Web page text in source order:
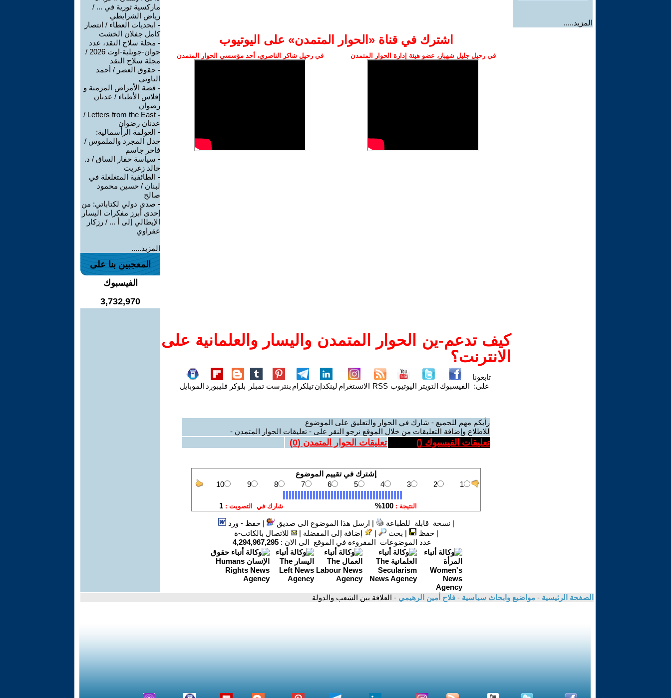
المزيد.....
اشترك في قناة ‫«الحوار المتمدن» على اليوتيوب
في رحيل جليل شهباز، عضو هيئة إدارة الحوار المتمدن في رحيل شاكر الناصري، أحد مؤسسي الحوار المتمدن
كيف تدعم-ين الحوار المتمدن واليسار والعلمانية على
الانترنت؟
تابعونا
على: الفيسبوك التويتر اليوتيوب RSS الانستغرام لينكدإنتيلكرام بنترست تمبلر بلوكر فليبورد الموبايل
رأيكم مهم للجميع - شارك في الحوار والتعليق على الموضوع
للاطلاع وإضافة التعليقات من خلال الموقع نرجو النقر على - تعليقات الحوار المتمدن -
تعليقات الفيسبوك () تعليقات الحوار المتمدن (0
)
| نسخة قابلة للطباعة | ارسل هذا الموضوع الى صديق |حفظ - ورد
|حفظ | بحث | إضافة إلى المفضلة |
للاتصال بالكاتب-ة
عدد الموضوعات المقروءة في الموقع الى الان : 4,294,967,295
ماركسية ثورية في ... /
رياض الشرايطي
- ابجديات العطاء / انتصار
كامل جفلان الخشت
- مجلة سلاح النقد، عدد
جوان-جويلية-اوت 2026 /
مجلة سلاح النقد
- حقوق العصر / أحمد
التاوتي
- قصة الأمراض المزمنة و
إفلاس الأطباء / عدنان
رضوان
-
Letters from the East /
عدنان رضوان
- العولمة الرأسمالية:
جدل المجرد والملموس /
فاخر جاسم
- سياسة حفار الساق / د.
خالد زغريت
- الطائفية المتغلغلة في
لبنان / حسين محمود
صالح
- صدى دولي لكتاباتي: من
إحدى أبرز مفكرات اليسار
الإيطالي إلى أ ... / رزكار
عقراوي
المزيد.....
المعجبين بنا على
الفيسبوك
3,732,970
الصفحة الرئيسية - مواضيع وابحاث سياسية - فلاح أمين الرهيمي - العلاقة بين الشعب والدولة